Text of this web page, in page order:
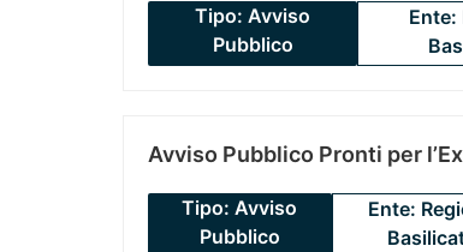
Tipo: Avviso
Pubblico
Ente:
Avviso Pubblico Pronti per
Tipo: Avviso
Pubblico
Ente: